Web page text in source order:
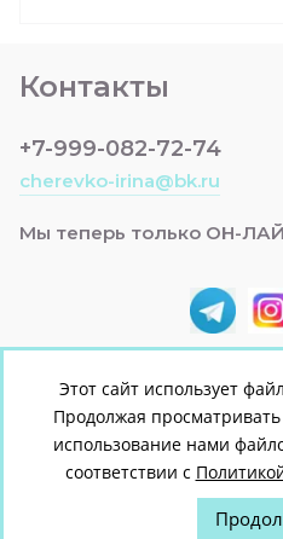
Контакты
+7-999-082-72-74
cherevko-irina@bk.ru
Мы теперь только ОН-
© [2022]
Политика
Этот сайт использует
Продолжая
использование нами
соответствии с